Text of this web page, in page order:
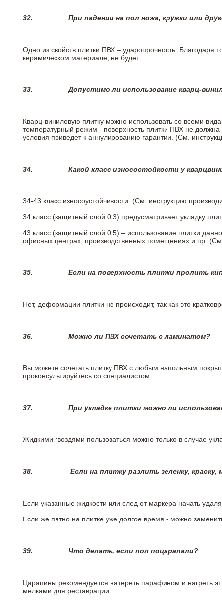
32. При падении на пол ножа, кружки или
Одно из свойств плитки ПВХ – ударопрочность. Благодаря
керамическом материале, не будет.
33.Допустимо ли использование кварц-
Кварц-виниловую плитку можно использовать со всеми
температурный режим - поверхность плитки ПВХ не
условия приведет к аннулированию гарантии. (См.
34. Какой класс износостойкости у
34-43 класс износоустойчивости. (См. инструкцию
34 класс (защитный слой 0,3) предусматривает укладку
43 класс (защитный слой 0,5) – использование плитки
офисных центрах, производственных помещениях и пр.
35. Если на поверхность плитки пролить
Нет, деформации плитки не происходит, так как это
36. Можно ли ПВХ сочетать с ламинатом?
Вы можете сочетать плитку ПВХ с любым напольным
проконсультируйтесь со специалистом.
37. При укладке плитки можно ли
Жидкими гвоздями пользоваться можно только в случае
38. Если на плитку разлить зеленку,
Если указанные жидкости или след от маркера начать
Если же пятно на плитке уже долгое время - можно
39. Что делать, если пол поцарапали?
Царапины рекомендуется натереть парафином и нагреть
мелками для реставрации.